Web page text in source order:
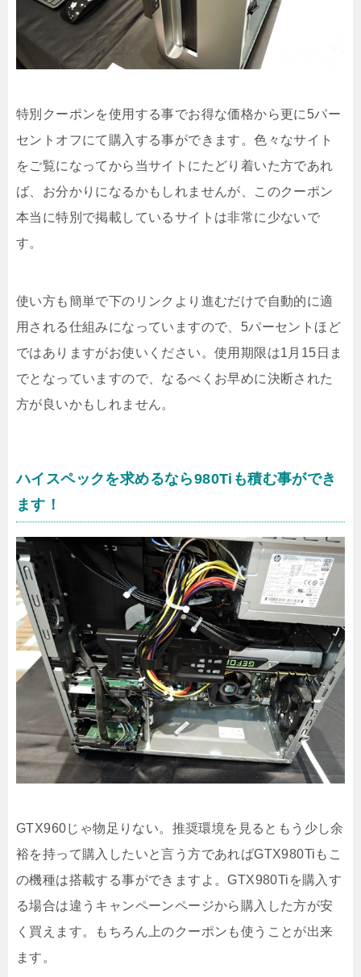
特別クーポンを使用する事でお得な価格から更に5パー
セントオフにて購入する事ができます。色々なサイト
をご覧になってから当サイトにたどり着いた方であれ
ば、お分かりになるかもしれませんが、このクーポン
本当に特別で掲載しているサイトは非常に少ないで
す。
使い方も簡単で下のリンクより進むだけで自動的に適
用される仕組みになっていますので、5パーセントほど
ではありますがお使いください。使用期限は1月15日ま
でとなっていますので、なるべくお早めに決断された
方が良いかもしれません。
ハイスペックを求めるなら980Tiも積む事ができ
ます！
GTX960じゃ物足りない。推奨環境を見るともう少し余
裕を持って購入したいと言う方であればGTX980Tiもこ
の機種は搭載する事ができますよ。GTX980Tiを購入す
る場合は違うキャンペーンページから購入した方が安
く買えます。もちろん上のクーポンも使うことが出来
ます。